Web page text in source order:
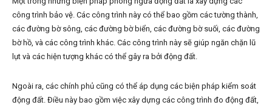
công trình bảo vệ. Các công trình này có thể bao gồm các tường thành,
các đường bờ sông, các đường bờ biển, các đường bờ suối, các đường
bờ hồ, và các công trình khác. Các công trình này sẽ giúp ngăn chặn lũ
lụt và các hiện tượng khác có thể gây ra bởi động đất.
Ngoài ra, các chính phủ cũng có thể áp dụng các biện pháp kiểm soát
động đất. Điều này bao gồm việc xây dựng các công trình đo động đất,